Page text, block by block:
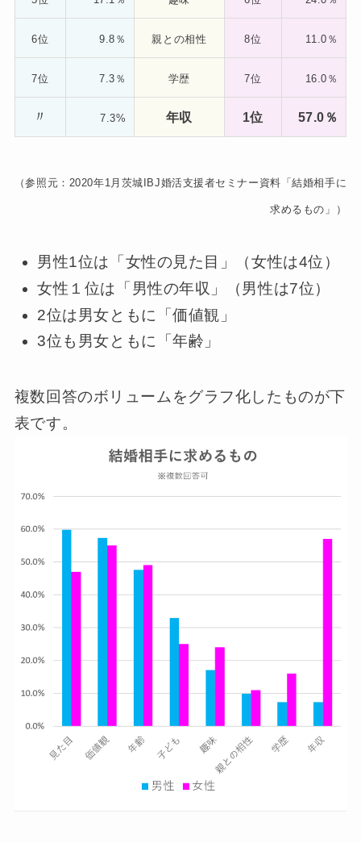
6位 9.8％ 親との相性 8位 11.0％
7位 7.3％ 学歴 7位 16.0％
〃 7.3% 年収 1位 57.0％
（参照元：2020年1月茨城IBJ婚活支援者セミナー資料「結婚相手に
求めるもの」）
男性1位は「女性の見た目」（女性は4位）
女性１位は「男性の年収」（男性は7位）
2位は男女ともに「価値観」
3位も男女ともに「年齢」
複数回答のボリュームをグラフ化したものが下
表です。